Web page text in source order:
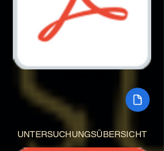
UNTERSUCHUNGSÜBERSICHT